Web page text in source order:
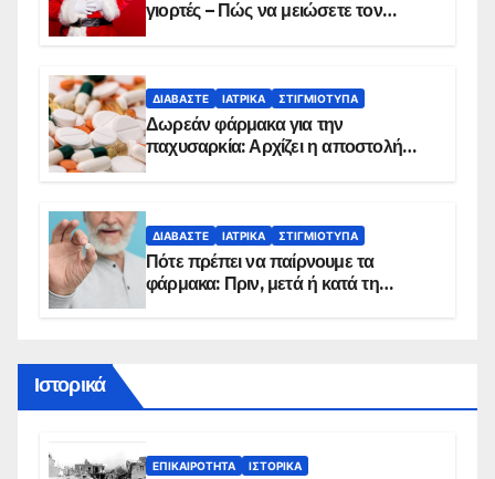
γιορτές – Πώς να μειώσετε τον
ΔΙΑΒΆΣΤΕ ΙΑΤΡΙΚΆ ΣΤΙΓΜΙΌΤΥΠΑ
Δωρεάν φάρμακα για την
παχυσαρκία: Αρχίζει η αποστολή
ΔΙΑΒΆΣΤΕ ΙΑΤΡΙΚΆ ΣΤΙΓΜΙΌΤΥΠΑ
Πότε πρέπει να παίρνουμε τα
φάρμακα: Πριν, μετά ή κατά τη
Ιστορικά
ΕΠΙΚΑΙΡΌΤΗΤΑ ΙΣΤΟΡΙΚΆ